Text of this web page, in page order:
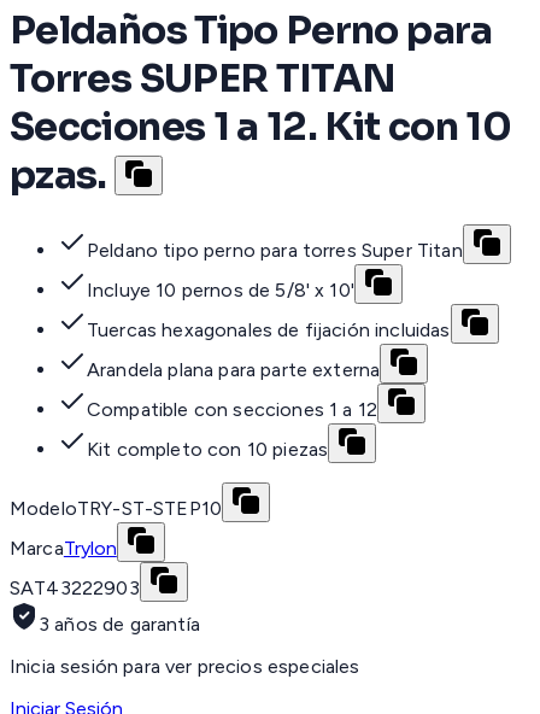
Peldaños Tipo Perno para
Torres SUPER TITAN
Secciones 1 a 12. Kit con 10
pzas.
Peldano tipo perno para torres Super Titan
Incluye 10 pernos de 5/8' x 10'
Tuercas hexagonales de fijación incluidas
Arandela plana para parte externa
Compatible con secciones 1 a 12
Kit completo con 10 piezas
ModeloTRY-ST-STEP10
MarcaTrylon
SAT43222903
3 años de garantía
Inicia sesión para ver precios especiales
Iniciar Sesión